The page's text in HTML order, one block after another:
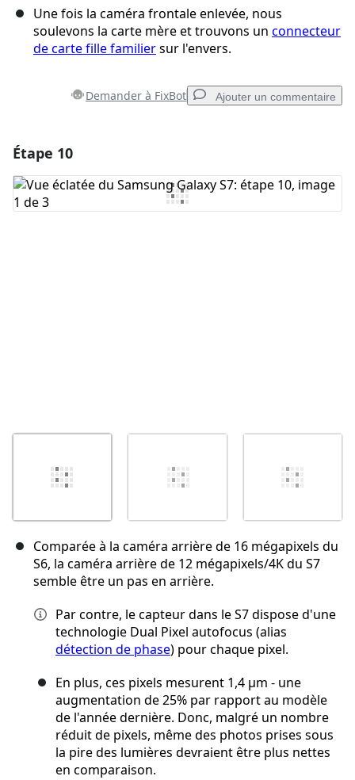
Une fois la caméra frontale enlevée, nous
soulevons la carte mère et trouvons un connecteur
de carte fille familiersur l'envers.
Demander à FixBot Ajouter un commentaire
Ajouter un commentaire
Étape 10
Comparée à la caméra arrière de 16 mégapixels du
S6, la caméra arrière de 12 mégapixels/4K du S7
semble être un pas en arrière.
Par contre, le capteur dans le S7 dispose d'une
technologie Dual Pixel autofocus (alias
détection de phase) pour chaque pixel.
En plus, ces pixels mesurent 1,4 µm - une
augmentation de 25% par rapport au modèle
de l'année dernière. Donc, malgré un nombre
réduit de pixels, même des photos prises sous
la pire des lumières devraient être plus nettes
en comparaison.